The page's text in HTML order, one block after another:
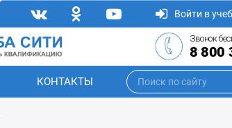
Войти в
Звонок
8 800
КОНТАКТЫ